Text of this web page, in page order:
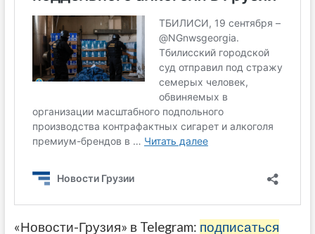
«Новости-Грузия» в Telegram: подписаться